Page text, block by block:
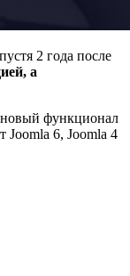
2 года после
а
новый функционал
Joomla 6, Joomla 4